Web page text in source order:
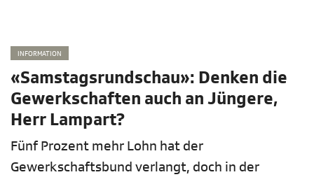
INFORMATION
«Samstagsrundschau»: Denken die
Gewerkschaften auch an Jüngere,
Herr Lampart?
Fünf Prozent mehr Lohn hat der
Gewerkschaftsbund verlangt, doch in der